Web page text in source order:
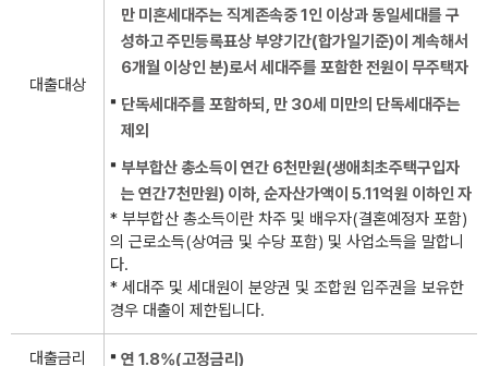
대출대상
만 미혼세대주는 직계존속중 1인 이상과 동일세대를 구
성하고 주민등록표상 부양기간(합가일기준)이 계속해서
6개월 이상인 분)로서 세대주를 포함한 전원이 무주택자
단독세대주를 포함하되, 만 30세 미만의 단독세대주는
제외
부부합산 총소득이 연간 6천만원(생애최초주택구입자
는 연간7천만원) 이하, 순자산가액이 5.11억원 이하인 자
* 부부합산 총소득이란 차주 및 배우자(결혼예정자 포함)
의 근로소득(상여금 및 수당 포함) 및 사업소득을 말합니
다.
* 세대주 및 세대원이 분양권 및 조합원 입주권을 보유한
경우 대출이 제한됩니다.
대출금리 연 1.8%(고정금리)